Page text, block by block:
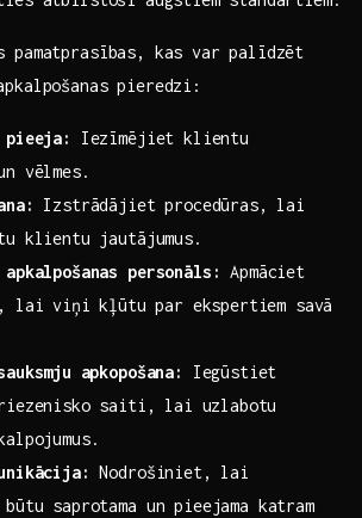
pamatprasības, kas var palīdzēt
pieredzi:
Iezīmējiet klientu
vēlmes.
Izstrādājiet procedūras, lai
klientu jautājumus.
personāls: Apmāciet
lai⁣ viņi kļūtu ‍par ekspertiem savā⁤
apkopošana:
Iegūstiet
saiti, lai ⁣uzlabotu
Nodrošiniet, lai
saprotama un pieejama katram‌